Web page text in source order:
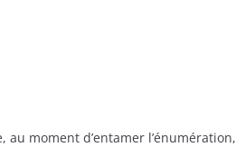
au moment d’entamer l’énumération,